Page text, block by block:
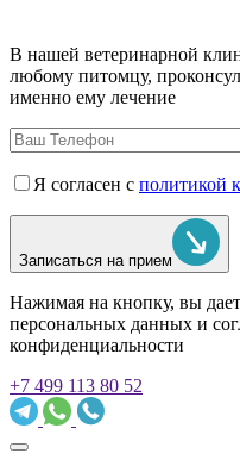
В нашей ветеринарной
любому питомцу,
именно ему лечение
Я согласен с политикой
Записаться на прием
Нажимая на кнопку, вы
персональных данных и
конфиденциальности
+7 499 113 80 52